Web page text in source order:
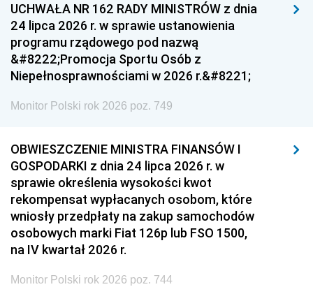
UCHWAŁA NR 162 RADY MINISTRÓW z dnia
24 lipca 2026 r. w sprawie ustanowienia
programu rządowego pod nazwą
&#8222;Promocja Sportu Osób z
Niepełnosprawnościami w 2026 r.&#8221;
Monitor Polski rok 2026 poz. 749
OBWIESZCZENIE MINISTRA FINANSÓW I
GOSPODARKI z dnia 24 lipca 2026 r. w
sprawie określenia wysokości kwot
rekompensat wypłacanych osobom, które
wniosły przedpłaty na zakup samochodów
osobowych marki Fiat 126p lub FSO 1500,
na IV kwartał 2026 r.
Monitor Polski rok 2026 poz. 744